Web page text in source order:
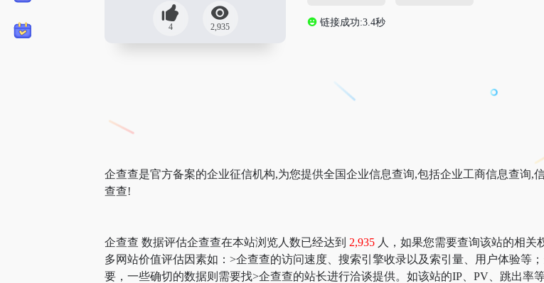
4 2,935 链接成功:3.4秒
企查查是官方备案的企业征信机构,为您提供全国企业信息查询,包括企业工商信息查询
查查!
企查查 数据评估企查查在本站浏览人数已经达到 2,935 人，如果您需要查询该站的相关
多网站价值评估因素如：>企查查的访问速度、搜索引擎收录以及索引量、用户体验等
要，一些确切的数据则需要找>企查查的站长进行洽谈提供。如该站的IP、PV、跳出率等